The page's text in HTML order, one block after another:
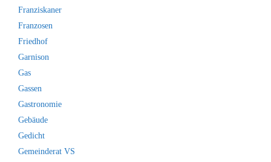
Franziskaner
Franzosen
Friedhof
Garnison
Gas
Gassen
Gastronomie
Gebäude
Gedicht
Gemeinderat VS